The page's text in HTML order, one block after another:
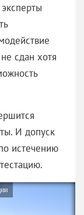
сдан хотя
И допуск
истечению